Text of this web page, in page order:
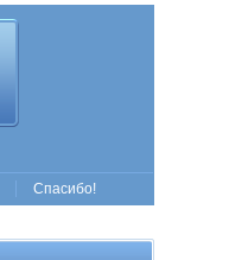
Спасибо!